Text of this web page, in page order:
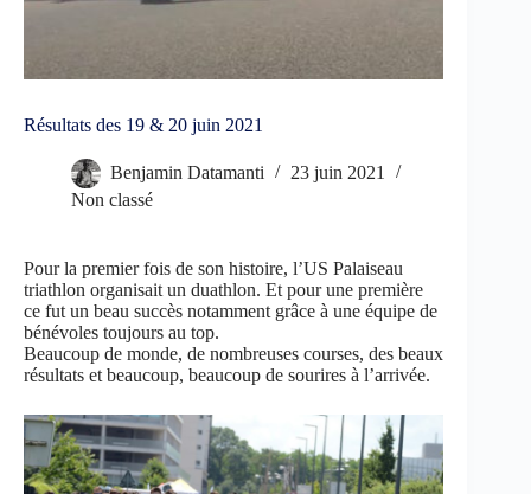
Résultats des 19 & 20 juin 2021
Benjamin Datamanti
23 juin 2021
Non classé
Pour la premier fois de son histoire, l’US Palaiseau
triathlon organisait un duathlon. Et pour une première
ce fut un beau succès notamment grâce à une équipe de
bénévoles toujours au top.
Beaucoup de monde, de nombreuses courses, des beaux
résultats et beaucoup, beaucoup de sourires à l’arrivée.